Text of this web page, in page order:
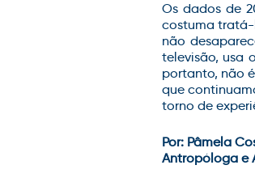
Os dados de
costuma tratá-
não
televisão, usa
portanto, não
que
torno de
Por: Pâmela
Antropóloga e